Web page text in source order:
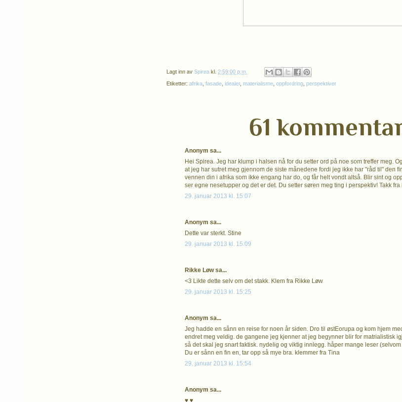
Lagt inn av Spirea kl. 2:59:00 p.m.
Etiketter: afrika fasade idealer, materialisme oppfordring perspektiver
61
Anonym sa...
Hei Spirea. Jeg har klump i halsen nå for du setter ord på noe som treffer meg.
at jeg har sutret meg gjennom de siste månedene fordi jeg ikke har "råd til" den
vennen din i afrika som ikke engang har do, og får helt vondt altså. Blir sint og
ser egne nesetupper og det er det. Du setter søren meg ting i perspektiv! Takk fra
29. januar 2013 kl. 15:07
Anonym sa...
Dette var sterkt. Stine
29. januar 2013 kl. 15:09
Rikke Løw sa...
<3 Likte dette selv om det stakk. Klem fra Rikke Løw
29. januar 2013 kl. 15:25
Anonym sa...
Jeg hadde en sånn en reise for noen år siden. Dro til østEorupa og kom hjem
endret meg veldig. de gangene jeg kjenner at jeg begynner blir for matrialistisk
så det skal jeg snart faktisk. nydelig og viktig innlegg. håper mange leser
Du er sånn en fin en, tar opp så mye bra. klemmer fra Tina
29. januar 2013 kl. 15:54
Anonym sa...
♥ ♥